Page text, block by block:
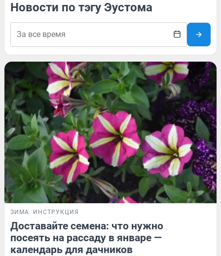
Новости по тэгу Эустома
ЗИМА ИНСТРУКЦИЯ
Доставайте семена: что нужно
посеять на рассаду в январе —
календарь для дачников